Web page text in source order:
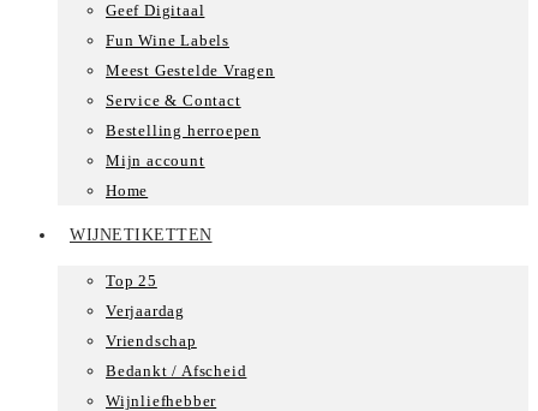
Geef Digitaal
Fun Wine Labels
Meest Gestelde Vragen
Service & Contact
Bestelling herroepen
Mijn account
Home
WIJNETIKETTEN
Top 25
Verjaardag
Vriendschap
Bedankt / Afscheid
Wijnliefhebber